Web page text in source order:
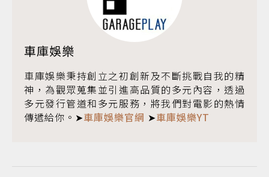
車庫娛樂
車庫娛樂秉持創立之初創新及不斷挑戰自我的精
神，為觀眾蒐集並引進高品質的多元內容，透過
多元發行管道和多元服務，將我們對電影的熱情
傳遞給你。➤車庫娛樂官網 ➤車庫娛樂YT